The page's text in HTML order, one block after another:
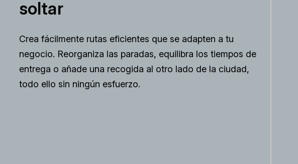
soltar
Crea fácilmente rutas eficientes que se adapten a tu
negocio. Reorganiza las paradas, equilibra los tiempos de
entrega o añade una recogida al otro lado de la ciudad,
todo ello sin ningún esfuerzo.